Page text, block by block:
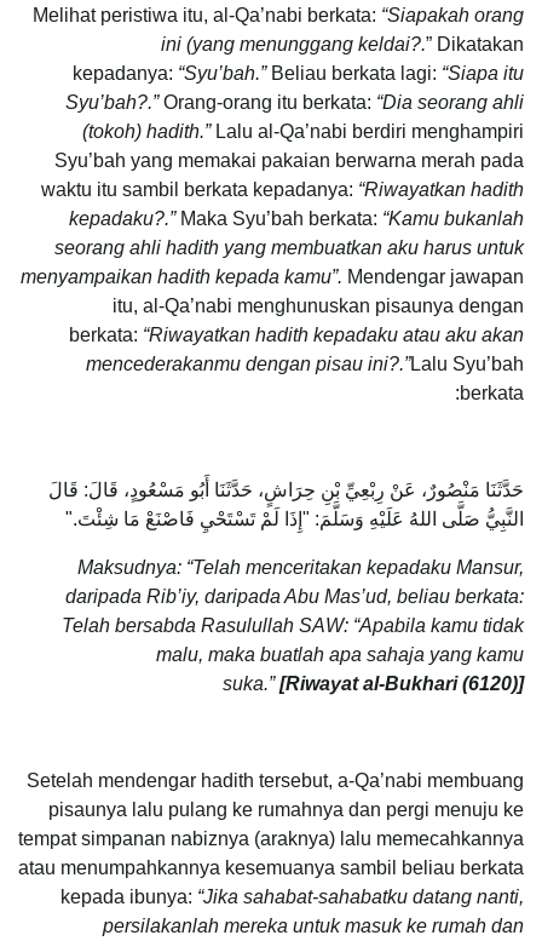
Melihat peristiwa itu, al-Qa’nabi berkata: “Siapakah orang
ini (yang menunggang keldai?.” Dikatakan
kepadanya: “Syu’bah.”Beliau berkata lagi: “Siapa itu
Syu’bah?.”Orang-orang itu berkata: “Dia seorang ahli
(tokoh) hadith.”Lalu al-Qa’nabi berdiri menghampiri
Syu’bah yang memakai pakaian berwarna merah pada
waktu itu sambil berkata kepadanya: “Riwayatkan hadith
kepadaku?.”Maka Syu’bah berkata: “Kamu bukanlah
seorang ahli hadith yang membuatkan aku harus untuk
menyampaikan hadith kepada kamu”. Mendengar jawapan
itu, al-Qa’nabi menghunuskan pisaunya dengan
berkata: “Riwayatkan hadith kepadaku atau aku akan
mencederakanmu dengan pisau ini?.”Lalu Syu’bah
berkata:
حَدَّثَنَا مَنْصُورٌ، عَنْ رِبْعِيِّ بْنِ حِرَاشٍ، حَدَّثَنَا أَبُو مَسْعُودٍ، قَالَ: قَالَ
النَّبِيُّ صَلَّى اللهُ عَلَيْهِ وَسَلَّمَ: "إِذَا لَمْ تَسْتَحْيِ فَاصْنَعْ مَا شِئْتَ."
Maksudnya: “Telah menceritakan kepadaku Mansur,
daripada Rib’iy, daripada Abu Mas’ud, beliau berkata:
Telah bersabda Rasulullah SAW: “Apabila kamu tidak
malu, maka buatlah apa sahaja yang kamu
suka.”[Riwayat al-Bukhari (6120)]
Setelah mendengar hadith tersebut, a-Qa’nabi membuang
pisaunya lalu pulang ke rumahnya dan pergi menuju ke
tempat simpanan nabiznya (araknya) lalu memecahkannya
atau menumpahkannya kesemuanya sambil beliau berkata
kepada ibunya: “Jika sahabat-sahabatku datang nanti,
persilakanlah mereka untuk masuk ke rumah dan